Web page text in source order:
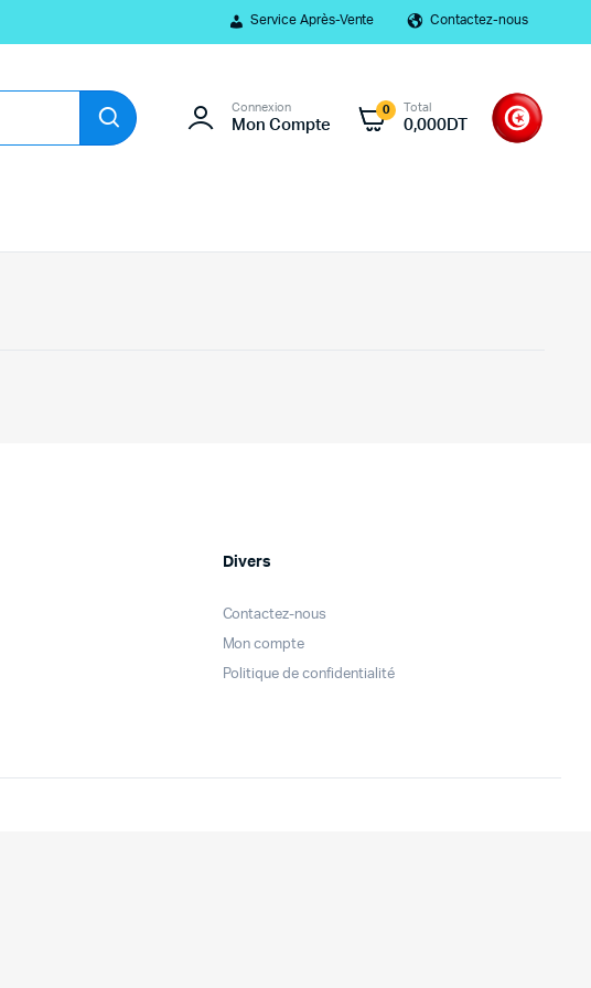
Service Après-Vente Contactez-nous
Connexion
Mon Compte
0 Total
0,000 DT
Divers
Contactez-nous
Mon compte
Politique de confidentialité